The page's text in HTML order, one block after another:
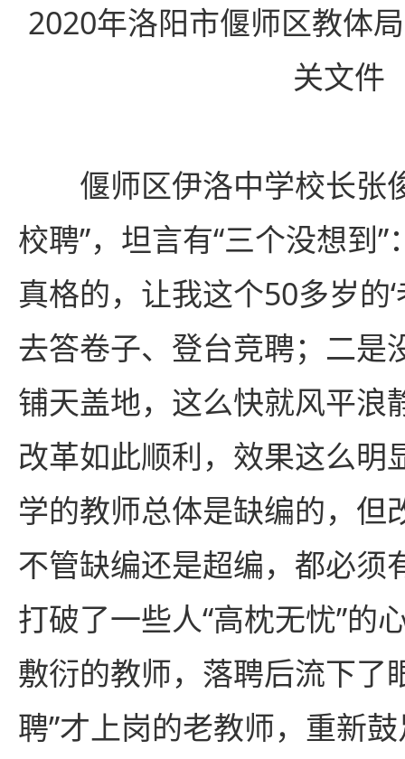
2020年洛阳市偃师区教体
关文件
偃师区伊洛中学校长张
校聘”，坦言有“三个没想到
真格的，让我这个50多岁的
去答卷子、登台竞聘；二是
铺天盖地，这么快就风平浪
改革如此顺利，效果这么明
学的教师总体是缺编的，但
不管缺编还是超编，都必须
打破了一些人“高枕无忧”的
敷衍的教师，落聘后流下了
聘”才上岗的老教师，重新